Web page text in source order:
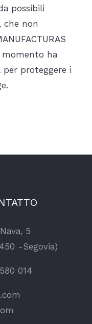
possibili
che non
momento ha
proteggere i
5
-Segovia)
014